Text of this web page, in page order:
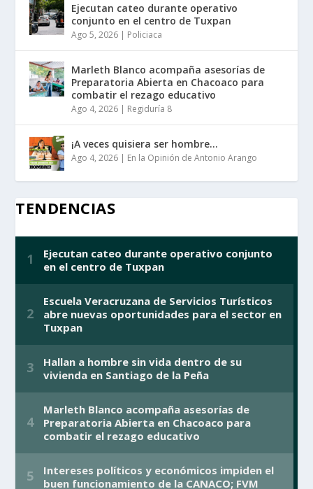
Ejecutan cateo durante operativo
conjunto en el centro de Tuxpan
Ago 5, 2026 | Policiaca
Marleth Blanco acompaña asesorías de
Preparatoria Abierta en Chacoaco para
combatir el rezago educativo
Ago 4, 2026 | Regiduría 8
¡A veces quisiera ser hombre…
Ago 4, 2026 | En la Opinión de Antonio Arango
TENDENCIAS